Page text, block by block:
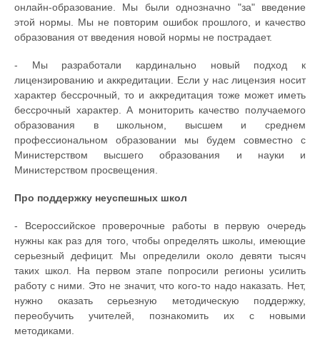
онлайн-образование. Мы были однозначно "за" введение
этой нормы. Мы не повторим ошибок прошлого, и качество
образования от введения новой нормы не пострадает.
- Мы разработали кардинально новый подход к
лицензированию и аккредитации. Если у нас лицензия носит
характер бессрочный, то и аккредитация тоже может иметь
бессрочный характер. А мониторить качество получаемого
образования в школьном, высшем и среднем
профессиональном образовании мы будем совместно с
Министерством высшего образования и науки и
Министерством просвещения.
Про поддержку неуспешных школ
- Всероссийское проверочные работы в первую очередь
нужны как раз для того, чтобы определять школы, имеющие
серьезный дефицит. Мы определили около девяти тысяч
таких школ. На первом этапе попросили регионы усилить
работу с ними. Это не значит, что кого-то надо наказать. Нет,
нужно оказать серьезную методическую поддержку,
переобучить учителей, познакомить их с новыми
методиками.